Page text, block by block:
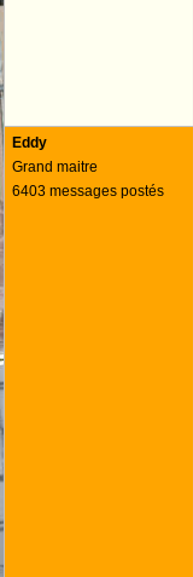
Eddy
Grand maitre
6403 messages postés